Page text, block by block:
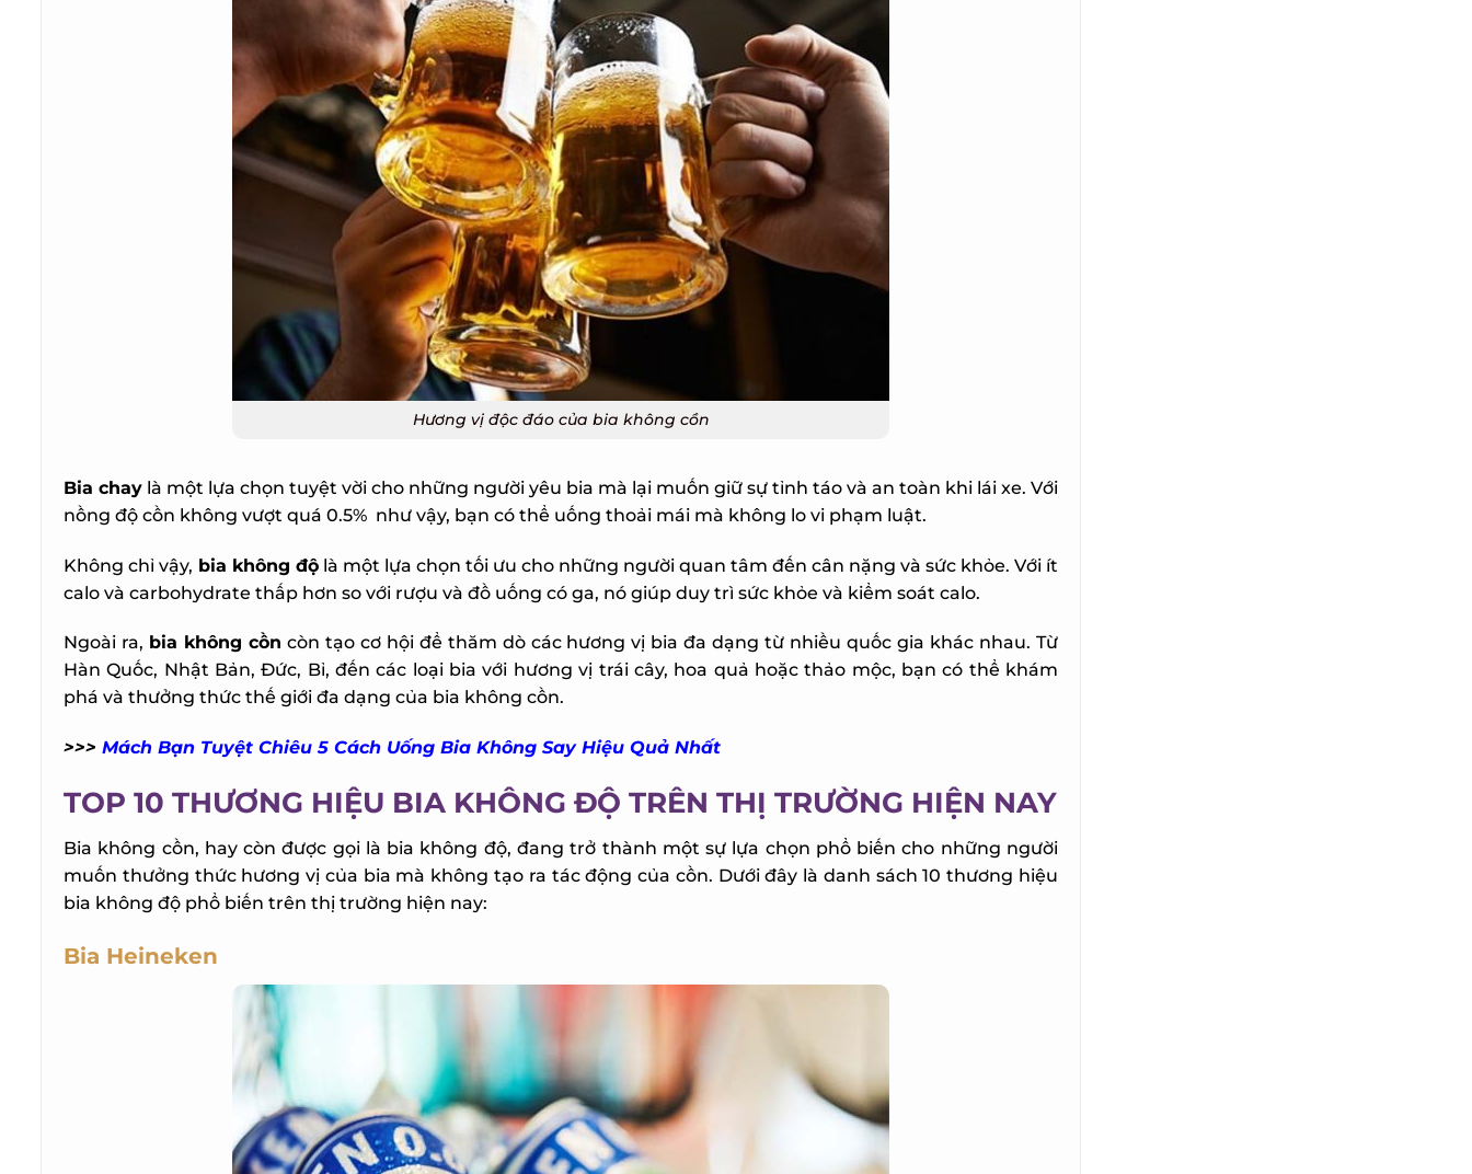
Hương vị độc đáo của bia không cồn
Bia chaylà một lựa chọn tuyệt vời cho những người yêu bia mà lại muốn giữ sự tỉnh táo và an toàn khi lái xe. Với
nồng độ cồn không vượt quá 0.5% như vậy, bạn có thể uống thoải mái mà không lo vi phạm luật.
Không chỉ vậy,bia không độlà một lựa chọn tối ưu cho những người quan tâm đến cân nặng và sức khỏe. Với ít
calo và carbohydrate thấp hơn so với rượu và đồ uống có ga, nó giúp duy trì sức khỏe và kiểm soát calo.
Ngoài ra,bia không cồncòn tạo cơ hội để thăm dò các hương vị bia đa dạng từ nhiều quốc gia khác nhau. Từ
Hàn Quốc, Nhật Bản, Đức, Bỉ, đến các loại bia với hương vị trái cây, hoa quả hoặc thảo mộc, bạn có thể khám
phá và thưởng thức thế giới đa dạng của bia không cồn.
>>>Mách Bạn Tuyệt Chiêu 5 Cách Uống Bia Không Say Hiệu Quả Nhất
TOP 10 THƯƠNG HIỆU BIA KHÔNG ĐỘ TRÊN THỊ TRƯỜNG HIỆN NAY
Bia không cồn, hay còn được gọi là bia không độ, đang trở thành một sự lựa chọn phổ biến cho những người
muốn thưởng thức hương vị của bia mà không tạo ra tác động của cồn. Dưới đây là danh sách 10 thương hiệu
bia không độ phổ biến trên thị trường hiện nay:
Bia Heineken